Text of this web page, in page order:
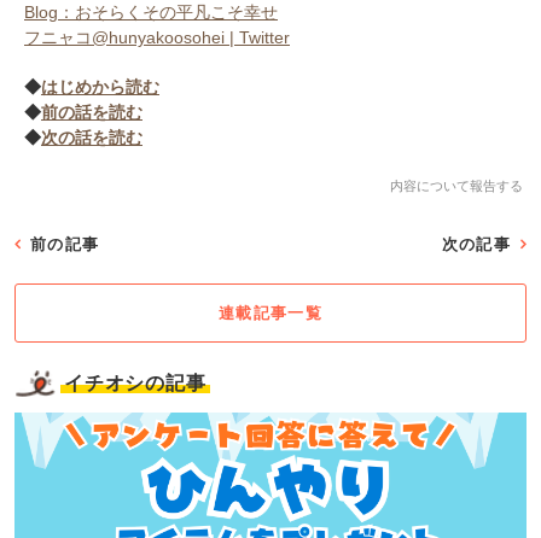
Blog：おそらくその平凡こそ幸せ
フニャコ@hunyakoosohei | Twitter
◆はじめから読む
◆前の話を読む
◆次の話を読む
内容について報告する
前の記事 次の記事
連載記事一覧
イチオシの記事